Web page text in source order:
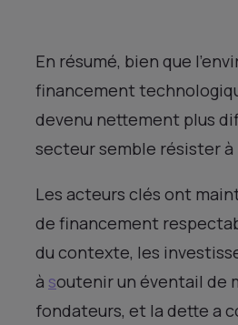
En résumé, bien que
financement
devenu nettement plus
secteur semble résister
Les acteurs clés ont
de financement
du contexte, les
à soutenir un éventail de
fondateurs, et la dette a